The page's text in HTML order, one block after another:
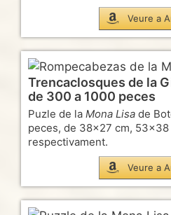
Veure a
Trencaclosques de la
de 300 a 1000 peces
Puzle de la Mona Lisa de
peces, de 38×27 cm,
respectivament.
Veure a